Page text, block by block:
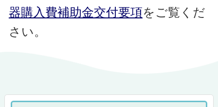
器購入費補助金交付要項をご覧くだ
さい。